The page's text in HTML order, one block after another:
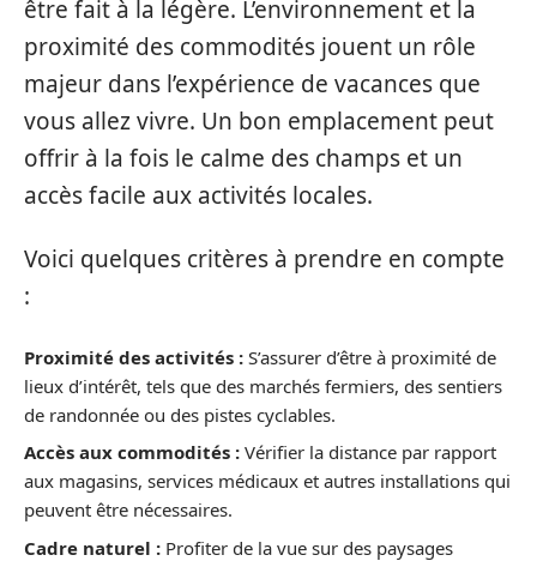
être fait à la légère. L’environnement et la
proximité des commodités jouent un rôle
majeur dans l’expérience de vacances que
vous allez vivre. Un bon emplacement peut
offrir à la fois le calme des champs et un
accès facile aux activités locales.
Voici quelques critères à prendre en compte
:
Proximité des activités : S’assurer d’être à proximité de
lieux d’intérêt, tels que des marchés fermiers, des sentiers
de randonnée ou des pistes cyclables.
Accès aux commodités : Vérifier la distance par rapport
aux magasins, services médicaux et autres installations qui
peuvent être nécessaires.
Cadre naturel : Profiter de la vue sur des paysages